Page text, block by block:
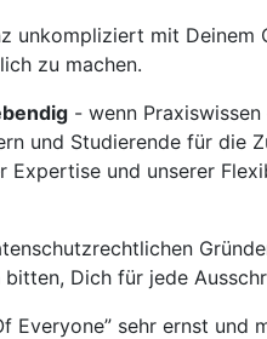
unkompliziert mit Deinem
zu machen.
- wenn
und Studierende für die
Expertise und unserer
Dich für jede
Everyone” sehr ernst